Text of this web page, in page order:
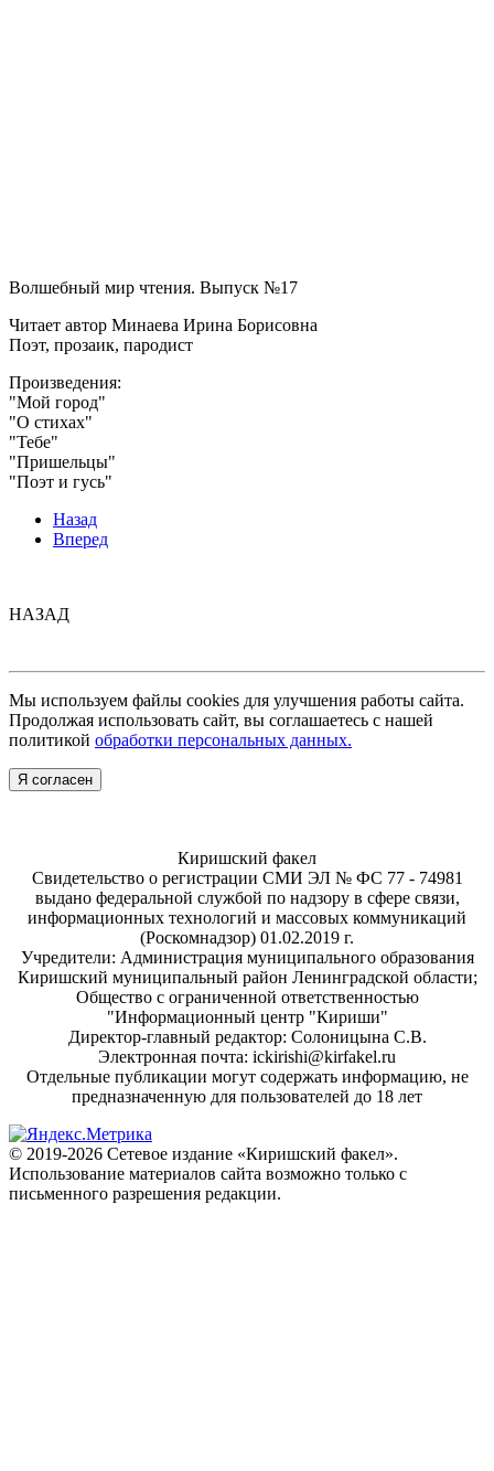
Волшебный мир чтения. Выпуск №17
Читает автор Минаева Ирина Борисовна
Поэт, прозаик, пародист
Произведения:
"Мой город"
"О стихах"
"Тебе"
"Пришельцы"
"Поэт и гусь"
Назад
Вперед
НАЗАД
Мы используем файлы cookies для улучшения работы сайта.
Продолжая использовать сайт, вы соглашаетесь с нашей
политикой обработки персональных данных.
Я согласен
Киришский факел
Свидетельство о регистрации СМИ ЭЛ № ФС 77 - 74981
выдано федеральной службой по надзору в сфере связи,
информационных технологий и массовых коммуникаций
(Роскомнадзор) 01.02.2019 г.
Учредители: Администрация муниципального образования
Киришский муниципальный район Ленинградской области;
Общество с ограниченной ответственностью
"Информационный центр "Кириши"
Директор-главный редактор: Солоницына С.В.
Электронная почта: ickirishi@kirfakel.ru
Отдельные публикации могут содержать информацию, не
предназначенную для пользователей до 18 лет
© 2019-2026 Сетевое издание «Киришский факел».
Использование материалов сайта возможно только с
письменного разрешения редакции.